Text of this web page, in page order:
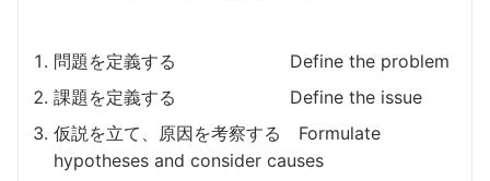
問題を定義する Define the problem
課題を定義する Define the issue
仮説を立て、原因を考察する Formulate
hypotheses and consider causes